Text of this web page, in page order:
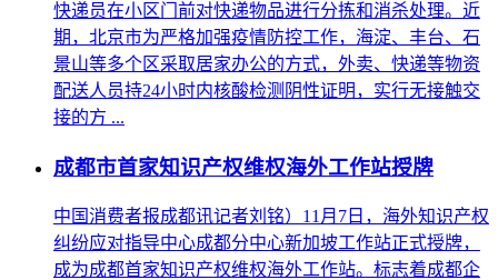
快递员在小区门前对快递物品进行分拣和消杀处理。近
期，北京市为严格加强疫情防控工作，海淀、丰台、石
景山等多个区采取居家办公的方式，外卖、快递等物资
配送人员持24小时内核酸检测阴性证明，实行无接触交
接的方 ...
成都市首家知识产权维权海外工作站授牌
中国消费者报成都讯记者刘铭）11月7日，海外知识产权
纠纷应对指导中心成都分中心新加坡工作站正式授牌，
成为成都首家知识产权维权海外工作站。标志着成都企